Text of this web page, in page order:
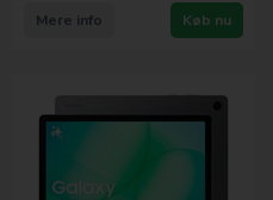
Køb nu
Mere info